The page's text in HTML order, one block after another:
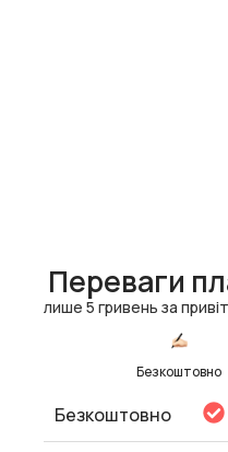
Переваги
лише 5 гривень за
Безкоштовно
Безкоштовно